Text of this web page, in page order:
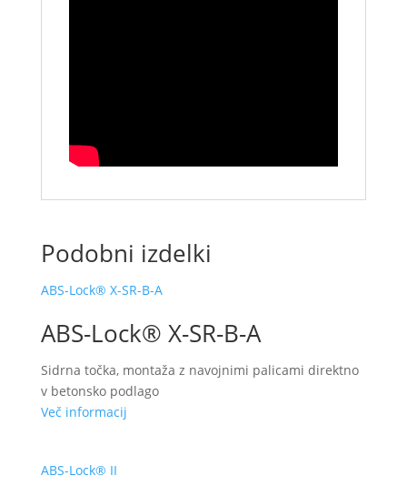
Podobni izdelki
ABS-Lock® X-SR-B-A
ABS-Lock® X-SR-B-A
Sidrna točka, montaža z navojnimi palicami direktno
v betonsko podlago
Več informacij
ABS-Lock® II